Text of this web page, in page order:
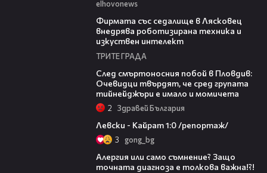
elhovonews
Фирмата със седалище в Лясковец
внедрява роботизирана техника и
изкуствен интелект
ТРИТЕ ГРАДА
След смъртоносния побой в Пловдив:
Очевидци твърдят, че сред групата
тийнейджъри е имало и момичета
2 Здравей България
Левски - Кайрат 1:0 /репортаж/
3 gong_bg
Алергия или само съмнение? Защо
точната диагноза е толкова важна!?!